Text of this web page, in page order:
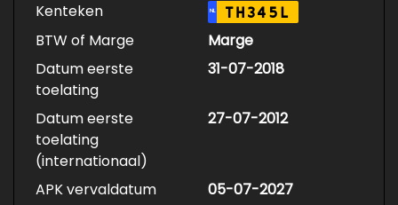
Kenteken NL TH345L
BTW of Marge
Marge
Datum eerste
toelating
31-07-2018
Datum eerste
toelating
(internationaal)
27-07-2012
APK vervaldatum
05-07-2027